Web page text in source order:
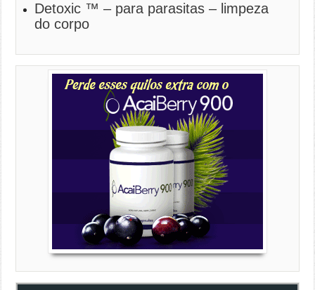
Detoxic ™ – para parasitas – limpeza
do corpo